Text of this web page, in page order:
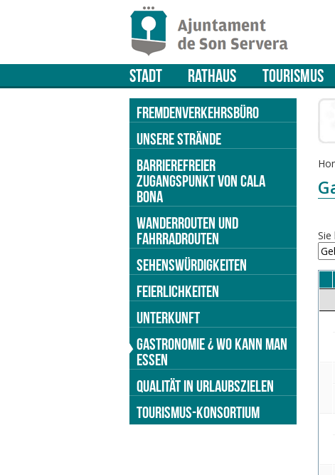
STADT RATHAUS TOURISMUS
FREMDENVERKEHRSBÜRO
UNSERE STRÄNDE
BARRIEREFREIER
ZUGANGSPUNKT VON CALA
BONA
WANDERROUTEN UND
FAHRRADROUTEN
SEHENSWÜRDIGKEITEN
FEIERLICHKEITEN
UNTERKUNFT
GASTRONOMIE ¿ WO KANN MAN
ESSEN
QUALITÄT IN URLAUBSZIELEN
TOURISMUS-KONSORTIUM